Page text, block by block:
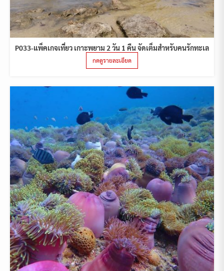
P033-แพ็คเกจเที่ยว เกาะพยาม 2 วัน 1 คืน จัดเต็มสำหรับคนรักทะเล
กดดูรายละเอียด